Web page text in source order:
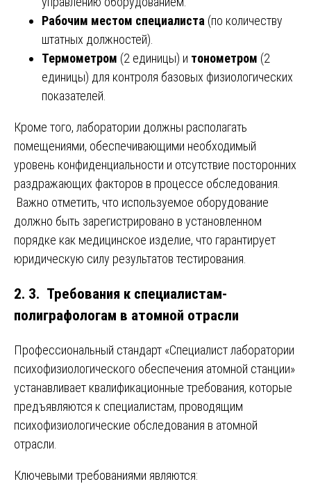
Рабочим местом специалиста (по количеству
штатных должностей).
Термометром (2 единицы) и тонометром (2
единицы) для контроля базовых физиологических
показателей.
Кроме того, лаборатории должны располагать
помещениями, обеспечивающими необходимый
уровень конфиденциальности и отсутствие посторонних
раздражающих факторов в процессе обследования.
Важно отметить, что используемое оборудование
должно быть зарегистрировано в установленном
порядке как медицинское изделие, что гарантирует
юридическую силу результатов тестирования.
2. 3. Требования к специалистам-
полиграфологам в атомной отрасли
Профессиональный стандарт «Специалист лаборатории
психофизиологического обеспечения атомной станции»
устанавливает квалификационные требования, которые
предъявляются к специалистам, проводящим
психофизиологические обследования в атомной
отрасли.
Ключевыми требованиями являются: